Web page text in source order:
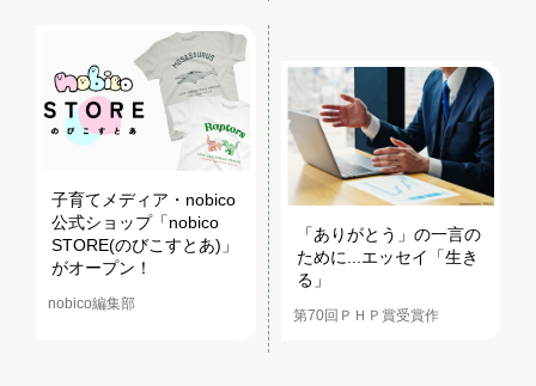
子育てメディア・nobico
公式ショップ「nobico
STORE(のびこすとあ)」
がオープン！
nobico編集部
「ありがとう」の一言の
ために...エッセイ「生き
る」
第70回ＰＨＰ賞受賞作